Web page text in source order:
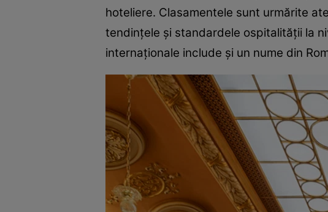
hoteliere. Clasamentele sunt urmărite
tendințele și standardele ospitalității la
internaționale include și un nume din